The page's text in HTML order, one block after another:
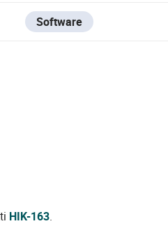
IVMS4200-SERIES/
Software
HIK-163.